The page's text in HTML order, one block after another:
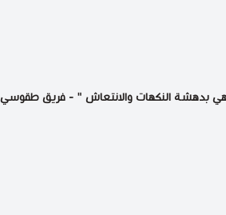
بدهشة النكهات والانتعاش " - فريق طقوسي